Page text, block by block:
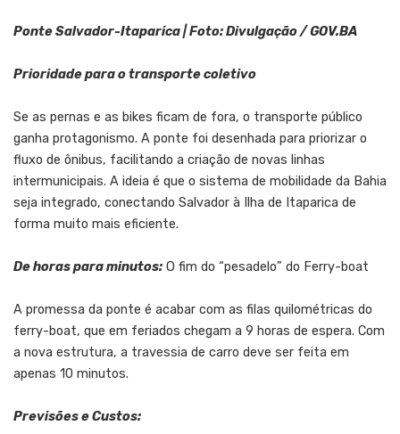
Ponte Salvador-Itaparica | Foto: Divulgação / GOV.BA
Prioridade para o transporte coletivo
Se as pernas e as bikes ficam de fora, o transporte público
ganha protagonismo. A ponte foi desenhada para priorizar o
fluxo de ônibus, facilitando a criação de novas linhas
intermunicipais. A ideia é que o sistema de mobilidade da Bahia
seja integrado, conectando Salvador à Ilha de Itaparica de
forma muito mais eficiente.
De horas para minutos: O fim do “pesadelo” do Ferry-boat
A promessa da ponte é acabar com as filas quilométricas do
ferry-boat, que em feriados chegam a 9 horas de espera. Com
a nova estrutura, a travessia de carro deve ser feita em
apenas 10 minutos.
Previsões e Custos: